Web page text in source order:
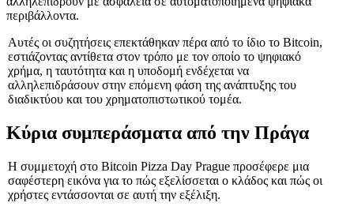
περιβάλλοντα.
Αυτές οι συζητήσεις επεκτάθηκαν πέρα από το ίδιο το Bitcoin,
εστιάζοντας αντίθετα στον τρόπο με τον οποίο το ψηφιακό
χρήμα, η ταυτότητα και η υποδομή ενδέχεται να
αλληλεπιδράσουν στην επόμενη φάση της ανάπτυξης του
διαδικτύου και του χρηματοπιστωτικού τομέα.
Κύρια συμπεράσματα από την Πράγα
Η συμμετοχή στο Bitcoin Pizza Day Prague προσέφερε μια
σαφέστερη εικόνα για το πώς εξελίσσεται ο κλάδος και πώς οι
χρήστες εντάσσονται σε αυτή την εξέλιξη.